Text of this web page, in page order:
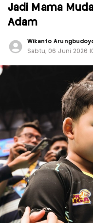
Jadi Mama
Adam
Wikanto
Sabtu, 06 Juni 2026